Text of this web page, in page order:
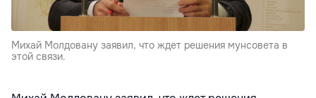
Михай Молдовану заявил, что ждет решения мунсовета в
этой связи.